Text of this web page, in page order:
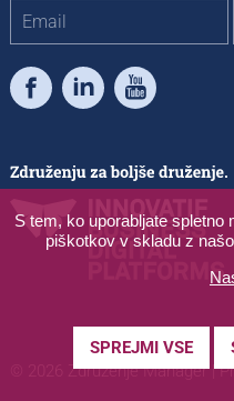
S tem, ko uporabljate spletno
piškotkov v skladu z našo
SPREJMI VSE
FacebookLinkedInYoutube
© 2026 Združenje Manager |